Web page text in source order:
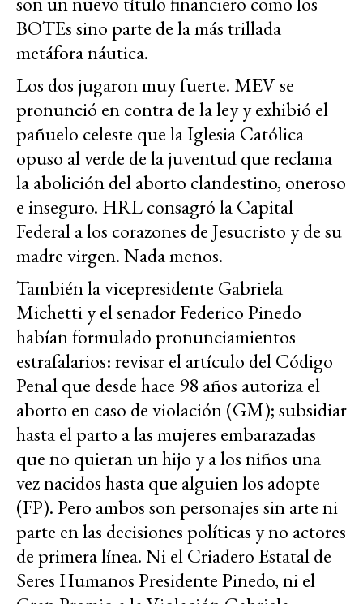
BOTEs sino parte de la más trillada
metáfora náutica.
Los dos jugaron muy fuerte. MEV se
pronunció en contra de la ley y exhibió el
pañuelo celeste que la Iglesia Católica
opuso al verde de la juventud que reclama
la abolición del aborto clandestino, oneroso
e inseguro. HRL consagró la Capital
Federal a los corazones de Jesucristo y de su
madre virgen. Nada menos.
También la vicepresidente Gabriela
Michetti y el senador Federico Pinedo
habían formulado pronunciamientos
estrafalarios: revisar el artículo del Código
Penal que desde hace 98 años autoriza el
aborto en caso de violación (GM); subsidiar
hasta el parto a las mujeres embarazadas
que no quieran un hijo y a los niños una
vez nacidos hasta que alguien los adopte
(FP). Pero ambos son personajes sin arte ni
parte en las decisiones políticas y no actores
de primera línea. Ni el Criadero Estatal de
Seres Humanos Presidente Pinedo, ni el